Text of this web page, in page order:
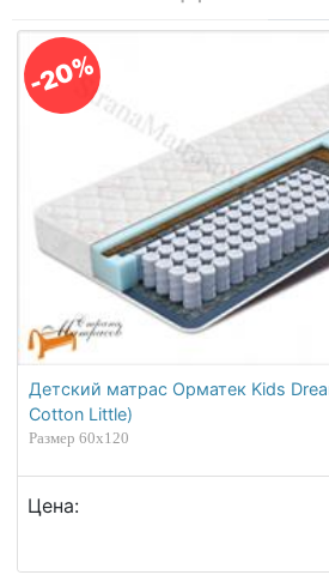
-20%
Детский матрас Орматек Kids
Cotton Little)
Размер 60х120
Цена: